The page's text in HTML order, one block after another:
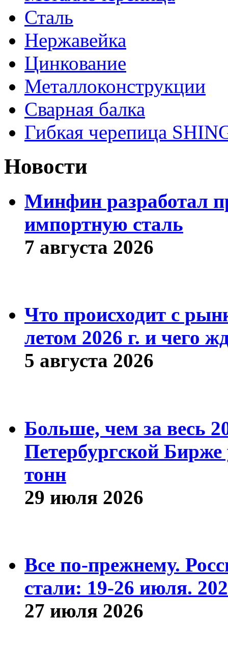
Сталь
Нержавейка
Цинкование
Металлоконструкции
Сварная балка
Гибкая черепица
Новости
Минфин разработал
импортную сталь
7 августа 2026
Что происходит с
летом 2026 г. и чего
5 августа 2026
Больше, чем за весь
Петербургской
тонн
29 июля 2026
Все по-прежнему.
стали: 19-26 июля.
27 июля 2026